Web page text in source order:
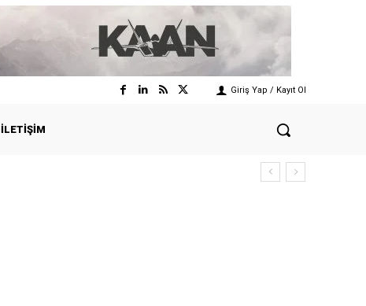
Giriş Yap / Kayıt Ol
İLETIŞIM